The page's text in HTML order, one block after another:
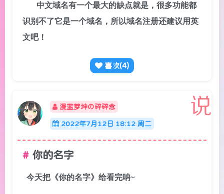
中文域名有一个最大的缺点就是，很多功能都
识别不了它是一个域名，所以域名注册还建议用英
文吧！
喜欢(4)
漫蓝梦坤の碎碎念
2022年7月12日 18:12 周二
你的名字
今天把《你的名字》给看完呐~